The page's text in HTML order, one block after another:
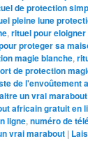
de protection
pleine lune
,rituel pour
proteger sa
magie blanche,
de protection
de l'envoûtement
un vrai marabout
africain gratuit en
ligne,numéro de
vrai marabout |